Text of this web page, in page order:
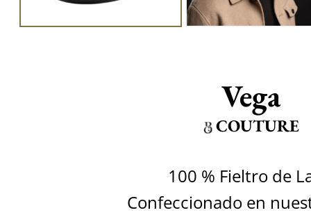
Vega
COUTURE
100 % Fieltro de
Confeccionado en